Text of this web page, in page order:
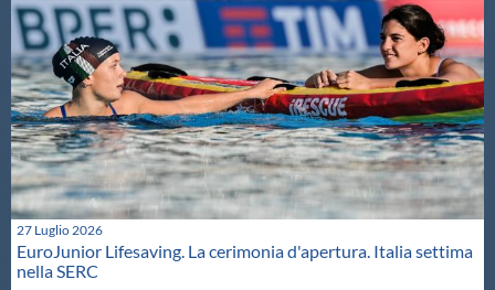
27 Luglio 2026
EuroJunior Lifesaving. La cerimonia d'apertura. Italia settima
nella SERC